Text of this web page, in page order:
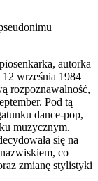
autorka
września 1984
rozpoznawalność,
Pod tą
dance-pop,
muzycznym.
się na
co
zmianę stylistyki